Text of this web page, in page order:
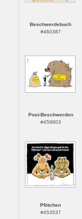
Beschwerdebuch
#460387
Post-Beschwerden
#459803
Pfötchen
#453537